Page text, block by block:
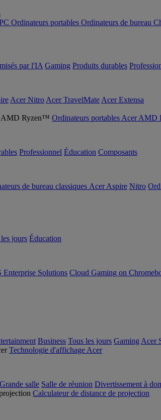
Ordinateurs portables Ordinateurs de bureau
par l'IA Gaming Produits durables
Acer Nitro Acer TravelMate Acer Extensa
Ordinateurs portables Acer
Professionnel Éducation Composants
de bureau classiques Acer Aspire Nitro
jours Éducation
Enterprise Solutions Cloud Gaming on
Business Tous les jours Gaming Acer
Technologie d'affichage Acer
Grande salle Salle de réunion Divertissement à
Calculateur de distance de projection